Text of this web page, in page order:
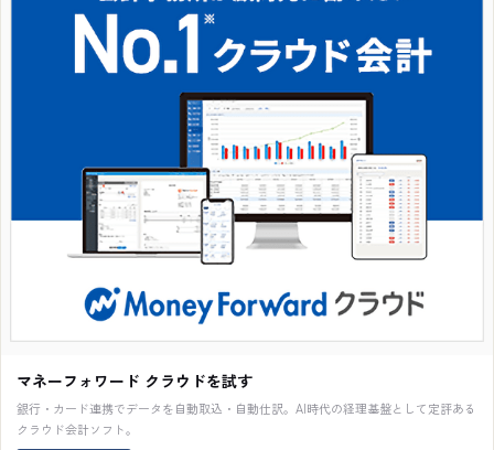
マネーフォワード クラウドを試す
銀行・カード連携でデータを自動取込・自動仕訳。AI時代の経理基盤として定評ある
クラウド会計ソフト。